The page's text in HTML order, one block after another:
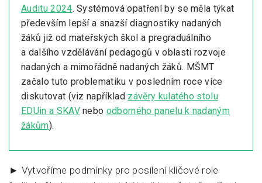
Auditu 2024. Systémová opatření by se měla týkat
především lepší a snazší diagnostiky nadaných
žáků již od mateřských škol a pregraduálního
a dalšího vzdělávání pedagogů v oblasti rozvoje
nadaných a mimořádně nadaných žáků. MŠMT
začalo tuto problematiku v posledním roce více
diskutovat (viz například závěry kulatého stolu
EDUin a SKAVnebo odborného panelu k nadaným
žákům).
► Vytvoříme podmínky pro posílení klíčové role